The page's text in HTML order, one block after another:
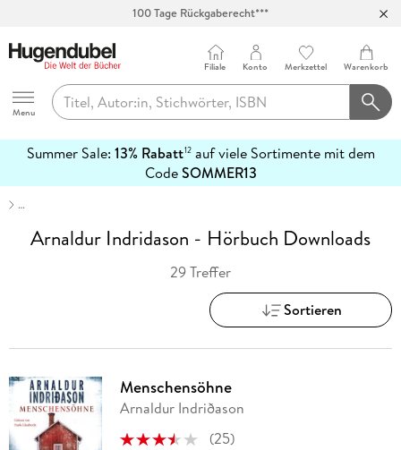
Abholung in über 100 Filialen
Hugendubel
Menu
Filiale Konto Merkzettel Warenkorb
Summer Sale: 13% Rabatt12auf viele Sortimente mit dem
CodeSOMMER13
erfahren
…
Arnaldur Indridason - Hörbuch Downloads
29 Treffer
Sortieren
Menschensöhne
Arnaldur Indriðason
(25)